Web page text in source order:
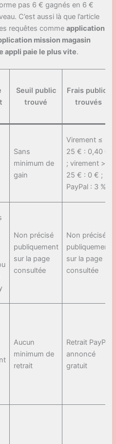
pas 6 € gagnés en 6 €
C’est aussi là que l’article
requêtes commeapplication
mission magasin
appli paie le plus vite.
Seuil public
trouvé
Frais publics
trouvés
Sans
minimum de
gain
Virement ≤
25 € : 0,40 €
; virement >
25 € : 0 € ;
PayPal : 3 %
Non précisé
publiquement
sur la page
consultée
Non précisé
publiquement
sur la page
consultée
Aucun
minimum de
retrait
Retrait PayPal
annoncé
gratuit